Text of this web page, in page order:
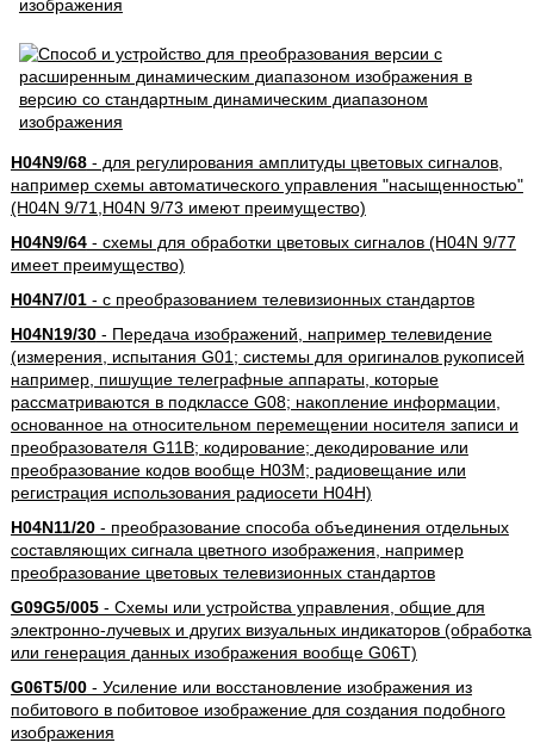
H04N9/68- для регулирования амплитуды цветовых сигналов,
например схемы автоматического управления "насыщенностью"
(H04N 9/71,H04N 9/73 имеют преимущество)
H04N9/64- схемы для обработки цветовых сигналов (H04N 9/77
имеет преимущество)
H04N7/01- с преобразованием телевизионных стандартов
H04N19/30- Передача изображений, например телевидение
(измерения, испытания G01; системы для оригиналов рукописей
например, пишущие телеграфные аппараты, которые
рассматриваются в подклассе G08; накопление информации,
основанное на относительном перемещении носителя записи и
преобразователя G11B; кодирование; декодирование или
преобразование кодов вообще H03M; радиовещание или
регистрация использования радиосети H04H)
H04N11/20- преобразование способа объединения отдельных
составляющих сигнала цветного изображения, например
преобразование цветовых телевизионных стандартов
G09G5/005- Схемы или устройства управления, общие для
электронно-лучевых и других визуальных индикаторов (обработка
или генерация данных изображения вообще G06T)
G06T5/00- Усиление или восстановление изображения из
побитового в побитовое изображение для создания подобного
изображения